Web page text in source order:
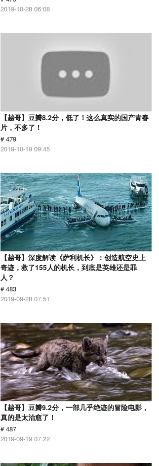
2019-10-28 06:08
【越哥】豆瓣8.2分，低了！这么真实的国产青春
片，不多了！
# 479
2019-10-19 09:45
【越哥】深度解读《萨利机长》：创造航空史上
奇迹，救了155人的机长，到底是英雄还是罪
人？
# 483
2019-09-28 07:51
【越哥】豆瓣9.2分，一部几乎绝迹的冒险电影，
真的是太治愈了！
# 487
2019-09-19 07:22